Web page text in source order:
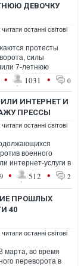
ДЕВОЧКУ
останні світові
протесты
силы
7-летнюю
• 1031 • 0
ИНТЕРНЕТ И
ПРЕССЫ
останні світові
военного
интернет-услуги в
• 512 • 2
ПРОШЛЫХ
40
останні світові
марта, во время
переворота в